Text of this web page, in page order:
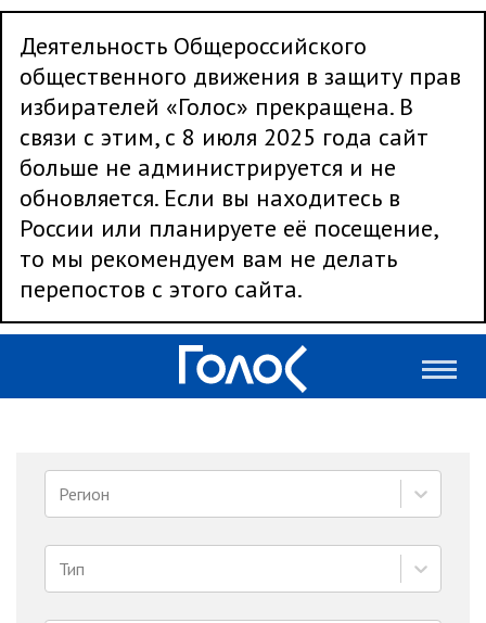
Деятельность Общероссийского
общественного движения в защиту прав
избирателей «Голос» прекращена. В
связи с этим, с 8 июля 2025 года сайт
больше не администрируется и не
обновляется. Если вы находитесь в
России или планируете её посещение,
то мы рекомендуем вам не делать
перепостов с этого сайта.
Регион
Тип